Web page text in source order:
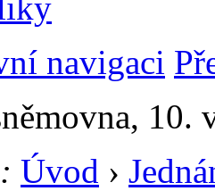
navigaci
Úvod ›